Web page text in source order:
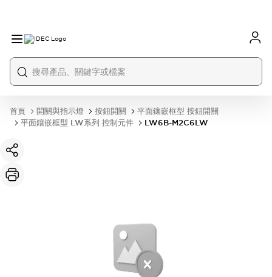
首頁 開關與指示燈 按鈕開關
平面鑲嵌框型 按鈕開關
平面鑲嵌框型 LW系列 控制元件
LW6B-M2C6LW